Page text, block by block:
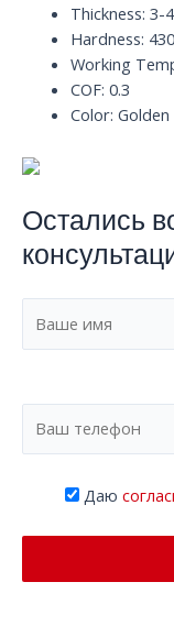
Thickness: 3-
Hardness:
Working
COF: 0.3
Color: Golden
Остались
Даю